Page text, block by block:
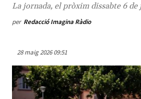
La jornada, el pròxim dissabte 6
per Redacció Imagina Ràdio
28 maig 2026 09:51